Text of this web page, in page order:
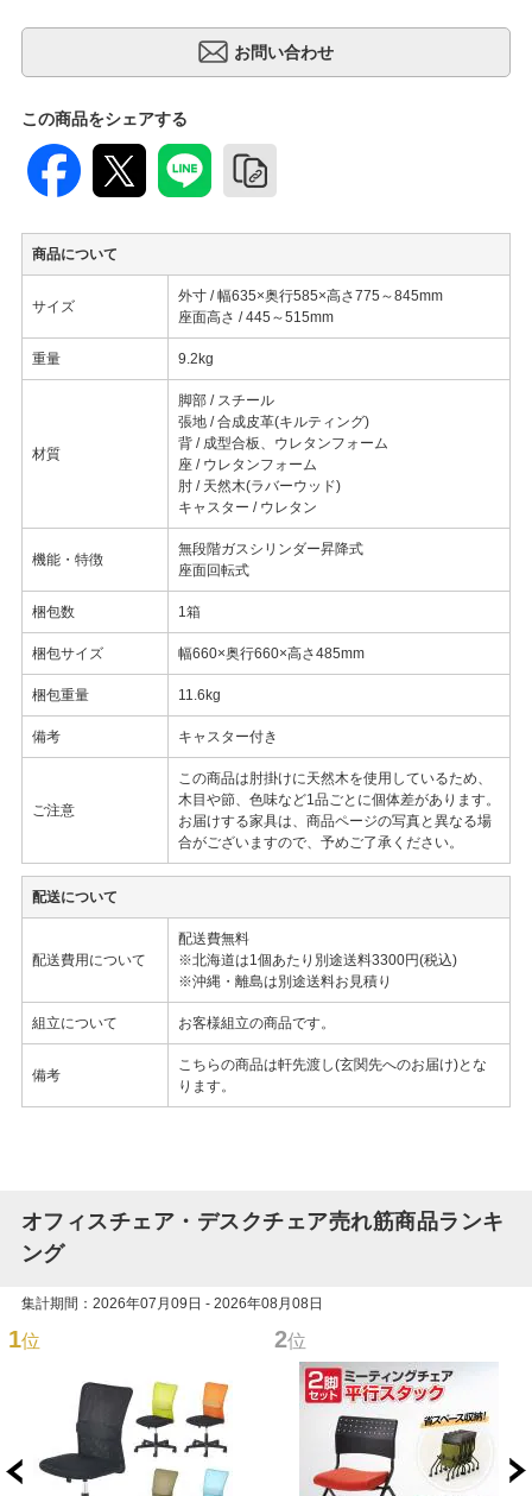
この商品をシェアする
商品について
サイズ
外寸 / 幅635×奥行585×高さ775～845mm
座面高さ / 445～515mm
重量 9.2kg
材質
脚部 / スチール
張地 / 合成皮革(キルティング)
背 / 成型合板、ウレタンフォーム
座 / ウレタンフォーム
肘 / 天然木(ラバーウッド)
キャスター / ウレタン
機能・特徴
無段階ガスシリンダー昇降式
座面回転式
梱包数 1箱
梱包サイズ 幅660×奥行660×高さ485mm
梱包重量 11.6kg
備考 キャスター付き
ご注意
この商品は肘掛けに天然木を使用しているため、
木目や節、色味など1品ごとに個体差があります。
お届けする家具は、商品ページの写真と異なる場
合がございますので、予めご了承ください。
配送について
配送費用について
配送費無料
※北海道は1個あたり別途送料3300円(税込)
※沖縄・離島は別途送料お見積り
組立について お客様組立の商品です。
備考
こちらの商品は軒先渡し(玄関先へのお届け)とな
ります。
オフィスチェア・デスクチェア売れ筋商品ランキ
ング
集計期間：2026年07月09日 - 2026年08月08日
1位 2位